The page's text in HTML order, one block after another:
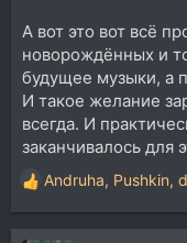
А вот это вот всё
новорождённых и
будущее музыки, а
И такое желание
всегда. И
заканчивалось для
Р
е
а
Andruha, Pushkin,